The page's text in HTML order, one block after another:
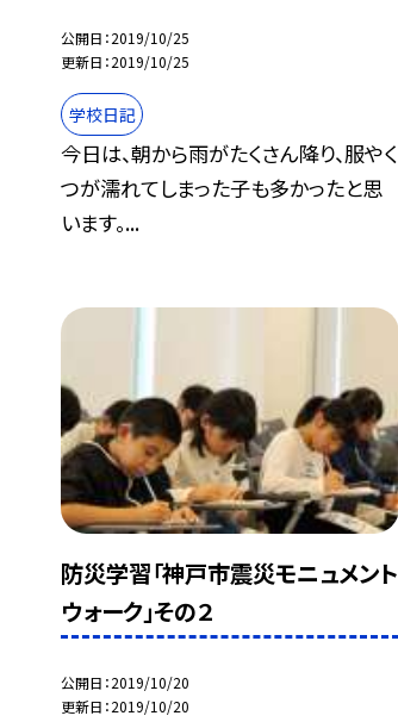
公開日 2019/10/25
更新日 2019/10/25
学校日記
今日は、朝から雨がたくさん降り、服やく
つが濡れてしまった子も多かったと思
います。...
防災学習「神戸市震災モニュメント
ウォーク」その２
公開日 2019/10/20
更新日 2019/10/20